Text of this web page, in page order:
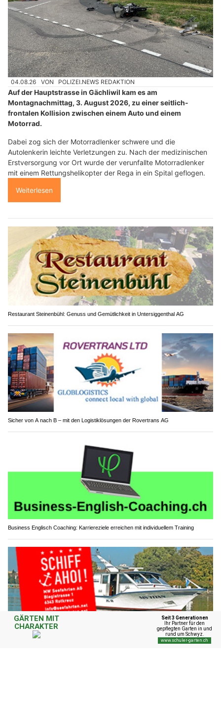
04.08.26 VON POLIZEI.NEWS REDAKTION
Auf der Hauptstrasse in Gächliwil kam es am
Montagnachmittag, 3. August 2026, zu einer seitlich-
frontalen Kollision zwischen einem Auto und einem
Motorrad.
Dabei zog sich der Motorradlenker schwere und die
Autolenkerin leichte Verletzungen zu. Nach der medizinischen
Erstversorgung vor Ort wurde der verunfallte Motorradlenker
mit einem Rettungshelikopter der Rega in ein Spital geflogen.
Weiterlesen
Restaurant Steinenbühl: Genuss und Gemütlichkeit in Untersiggenthal AG
Sicher von A nach B – mit den Logistiklösungen der Rovertrans AG
Business Englisch Coaching: Karriereziele erreichen mit individuellem Training
MW Seefahrten AG: Flexibles Feiern auf dem Zugersee – die MS Titan macht’s